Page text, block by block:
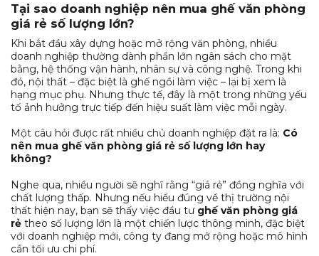
Tại sao doanh nghiệp nên mua ghế văn phòng
giá rẻ số lượng lớn?
Khi bắt đầu xây dựng hoặc mở rộng văn phòng, nhiều
doanh nghiệp thường dành phần lớn ngân sách cho mặt
bằng, hệ thống vận hành, nhân sự và công nghệ. Trong khi
đó, nội thất – đặc biệt là ghế ngồi làm việc – lại bị xem là
hạng mục phụ. Nhưng thực tế, đây là một trong những yếu
tố ảnh hưởng trực tiếp đến hiệu suất làm việc mỗi ngày.
Một câu hỏi được rất nhiều chủ doanh nghiệp đặt ra là: Có
nên mua ghế văn phòng giá rẻ số lượng lớn hay
không?
Nghe qua, nhiều người sẽ nghĩ rằng “giá rẻ” đồng nghĩa với
chất lượng thấp. Nhưng nếu hiểu đúng về thị trường nội
thất hiện nay, bạn sẽ thấy việc đầu tư ghế văn phòng giá
rẻ theo số lượng lớn là một chiến lược thông minh, đặc biệt
với doanh nghiệp mới, công ty đang mở rộng hoặc mô hình
cần tối ưu chi phí.